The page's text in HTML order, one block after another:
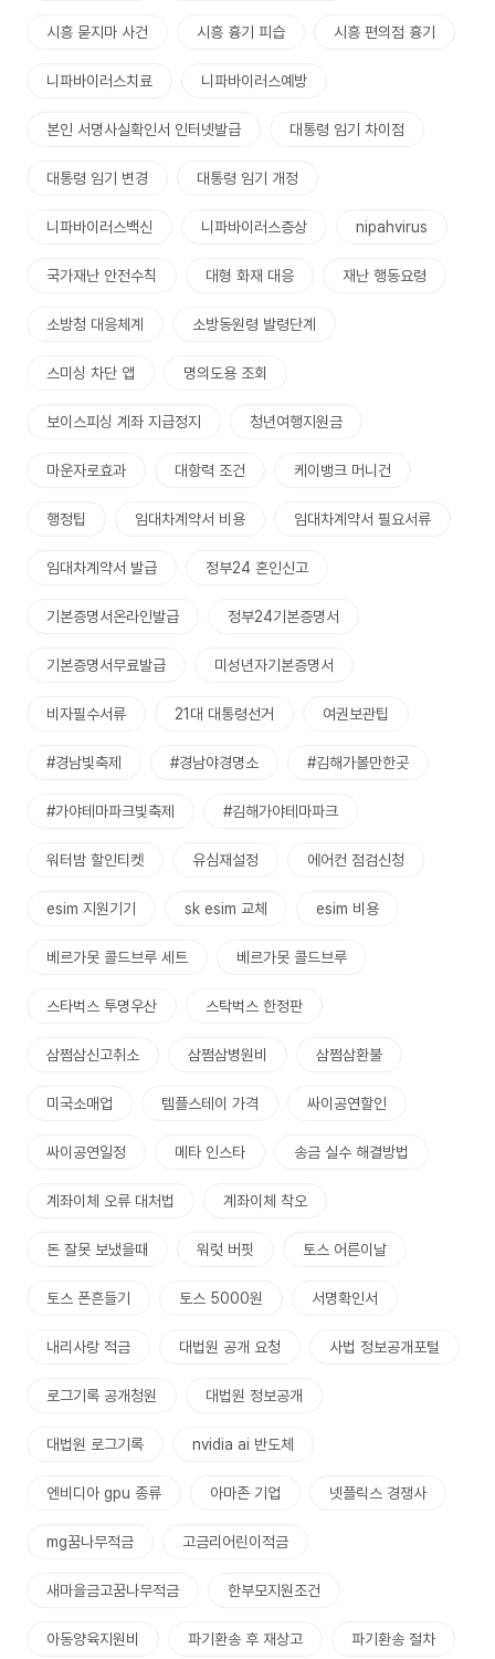
시흥 묻지마 사건 시흥 흉기 피습 시흥 편의점 흉기
니파바이러스치료 니파바이러스예방
본인 서명사실확인서 인터넷발급 대통령 임기 차이점
대통령 임기 변경 대통령 임기 개정
니파바이러스백신 니파바이러스증상 nipahvirus
국가재난 안전수칙 대형 화재 대응 재난 행동요령
소방청 대응체계 소방동원령 발령단계
스미싱 차단 앱 명의도용 조회
보이스피싱 계좌 지급정지 청년여행지원금
마운자로효과 대항력 조건 케이뱅크 머니건
행정팁 임대차계약서 비용 임대차계약서 필요서류
임대차계약서 발급 정부24 혼인신고
기본증명서온라인발급 정부24기본증명서
기본증명서무료발급 미성년자기본증명서
비자필수서류 21대 대통령선거 여권보관팁
#경남빛축제 #경남야경명소 #김해가볼만한곳
#가야테마파크빛축제 #김해가야테마파크
워터밤 할인티켓 유심재설정 에어컨 점검신청
esim 지원기기 sk esim 교체 esim 비용
베르가못 콜드브루 세트 베르가못 콜드브루
스타벅스 투명우산 스탁벅스 한정판
삼쩜삼신고취소 삼쩜삼병원비 삼쩜삼환불
미국소매업 템플스테이 가격 싸이공연할인
싸이공연일정 메타 인스타 송금 실수 해결방법
계좌이체 오류 대처법 계좌이체 착오
돈 잘못 보냈을때 워럿 버핏 토스 어른이날
토스 폰흔들기 토스 5000원 서명확인서
내리사랑 적금 대법원 공개 요청 사법 정보공개포털
로그기록 공개청원 대법원 정보공개
대법원 로그기록 nvidia ai 반도체
엔비디아 gpu 종류 아마존 기업 넷플릭스 경쟁사
mg꿈나무적금 고금리어린이적금
새마을금고꿈나무적금 한부모지원조건
아동양육지원비 파기환송 후 재상고 파기환송 절차